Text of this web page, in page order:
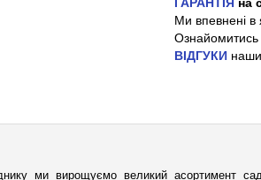
Ми впевнені в
ВІДГУКИ
ми вирощуємо великий асортимент